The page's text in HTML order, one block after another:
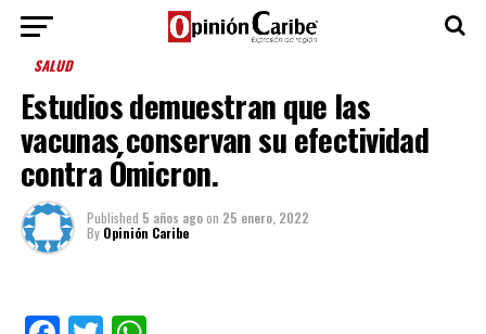
SALUD
Estudios demuestran que las
vacunas conservan su efectividad
contra Ómicron.
Published 5 años agoon 25 enero, 2022
By Opinión Caribe